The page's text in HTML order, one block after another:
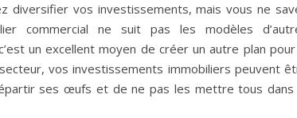
diversifier vos investissements, mais vous ne
commercial ne suit pas les modèles
un excellent moyen de créer un autre plan pour
vos investissements immobiliers peuvent
ses œufs et de ne pas les mettre tous dans